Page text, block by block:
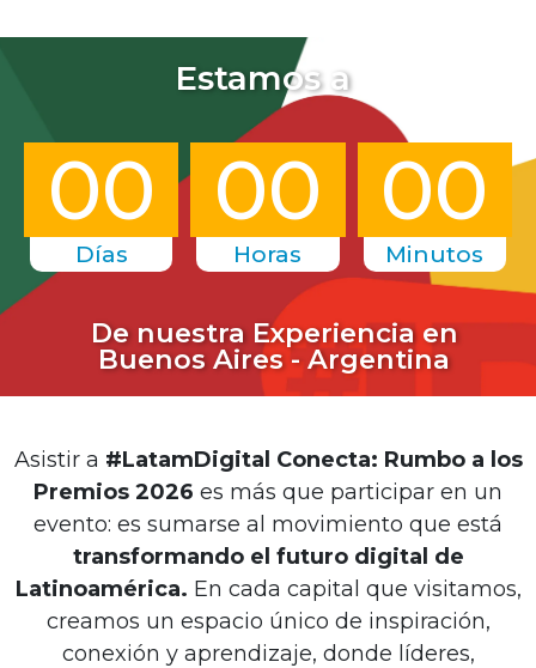
Estamos a
00
Días
00
Horas
00
Minutos
De nuestra Experiencia en
Buenos Aires - Argentina
Asistir a #LatamDigital Conecta: Rumbo a los
Premios 2026 es más que participar en un
evento: es sumarse al movimiento que está
transformando el futuro digital de
Latinoamérica. En cada capital que visitamos,
creamos un espacio único de inspiración,
conexión y aprendizaje, donde líderes,